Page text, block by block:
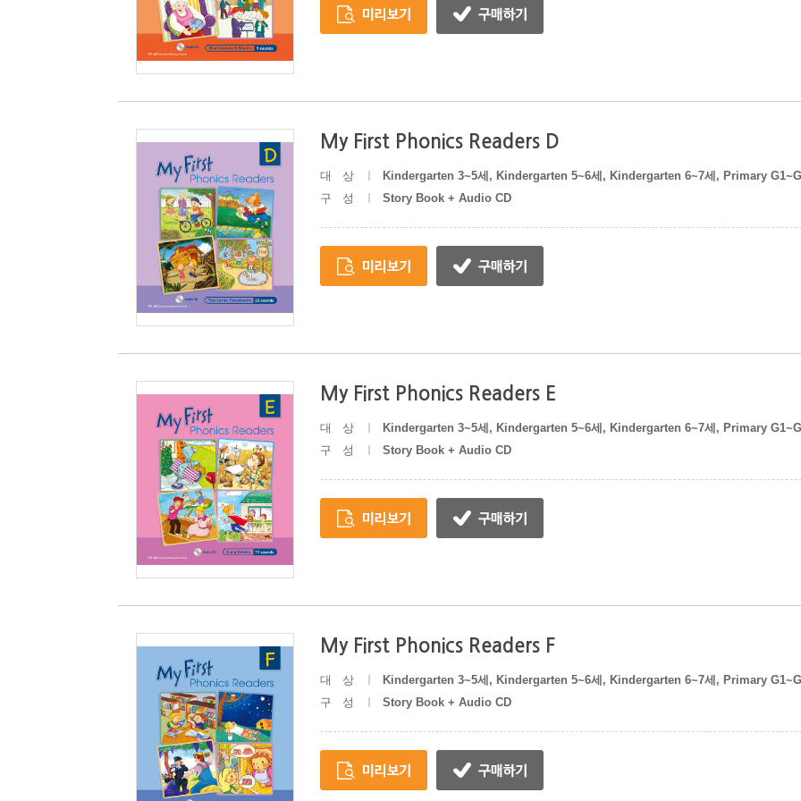
My First Phonics Readers D
대상
Kindergarten 3~5세, Kindergarten 5~6세, Kindergarten 6~7세, Primary
구성
Story Book + Audio CD
My First Phonics Readers E
대상
Kindergarten 3~5세, Kindergarten 5~6세, Kindergarten 6~7세, Primary
구성
Story Book + Audio CD
My First Phonics Readers F
대상
Kindergarten 3~5세, Kindergarten 5~6세, Kindergarten 6~7세, Primary
구성
Story Book + Audio CD